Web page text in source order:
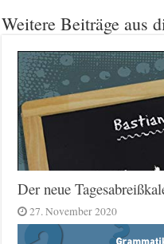
Weitere Beiträge aus
Der neue
27. November 2020